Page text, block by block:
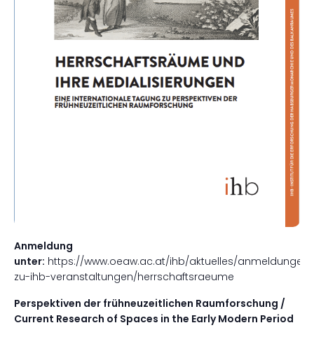
Anmeldung
unter: https://www.oeaw.ac.at/ihb/aktuelles/anmeldungen-
zu-ihb-veranstaltungen/herrschaftsraeume
Perspektiven der frühneuzeitlichen Raumforschung /
Current Research of Spaces in the Early Modern Period